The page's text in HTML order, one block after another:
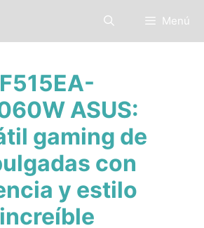
Menú
F515EA-
ASUS:
gaming de
con
y estilo
increíble